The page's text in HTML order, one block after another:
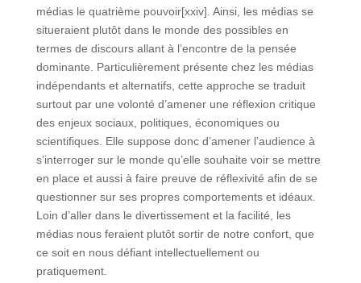
médias le quatrième pouvoir[xxiv]. Ainsi, les médias se
situeraient plutôt dans le monde des possibles en
termes de discours allant à l’encontre de la pensée
dominante. Particulièrement présente chez les médias
indépendants et alternatifs, cette approche se traduit
surtout par une volonté d’amener une réflexion critique
des enjeux sociaux, politiques, économiques ou
scientifiques. Elle suppose donc d’amener l’audience à
s’interroger sur le monde qu’elle souhaite voir se mettre
en place et aussi à faire preuve de réflexivité afin de se
questionner sur ses propres comportements et idéaux.
Loin d’aller dans le divertissement et la facilité, les
médias nous feraient plutôt sortir de notre confort, que
ce soit en nous défiant intellectuellement ou
pratiquement.